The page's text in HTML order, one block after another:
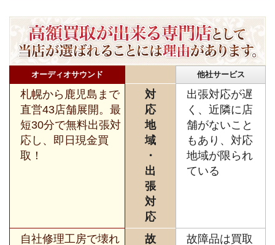
オーディオサウンド 他社サービス
札幌から鹿児島まで
直営43店舗展開。最
短30分で無料出張対
応し、即日現金買
取！
対
応
地
域
・
出
張
対
応
出張対応が遅
く、近隣に店
舗がないこと
もあり、対応
地域が限られ
ている
自社修理工房で壊れ
故
故障品は買取